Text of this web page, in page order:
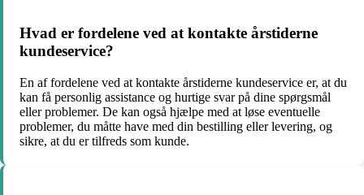
Hvad er fordelene ved at kontakte årstiderne
kundeservice?
En af fordelene ved at kontakte årstiderne kundeservice er, at du
kan få personlig assistance og hurtige svar på dine spørgsmål
eller problemer. De kan også hjælpe med at løse eventuelle
problemer, du måtte have med din bestilling eller levering, og
sikre, at du er tilfreds som kunde.